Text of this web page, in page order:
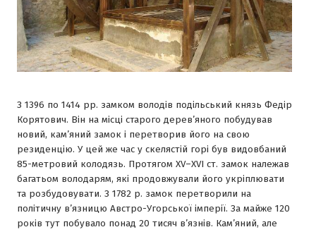
З 1396 по 1414 рр. замком володів подільський князь Федір
Корятович. Він на місці старого дерев’яного побудував
новий, кам’яний замок і перетворив його на свою
резиденцію. У цей же час у скелястій горі був видовбаний
85-метровий колодязь. Протягом ХV–ХVІ ст. замок належав
багатьом володарям, які продовжували його укріплювати
та розбудовувати. З 1782 р. замок перетворили на
політичну в’язницю Австро-Угорської імперії. За майже 120
років тут побувало понад 20 тисяч в’язнів. Кам’яний, але